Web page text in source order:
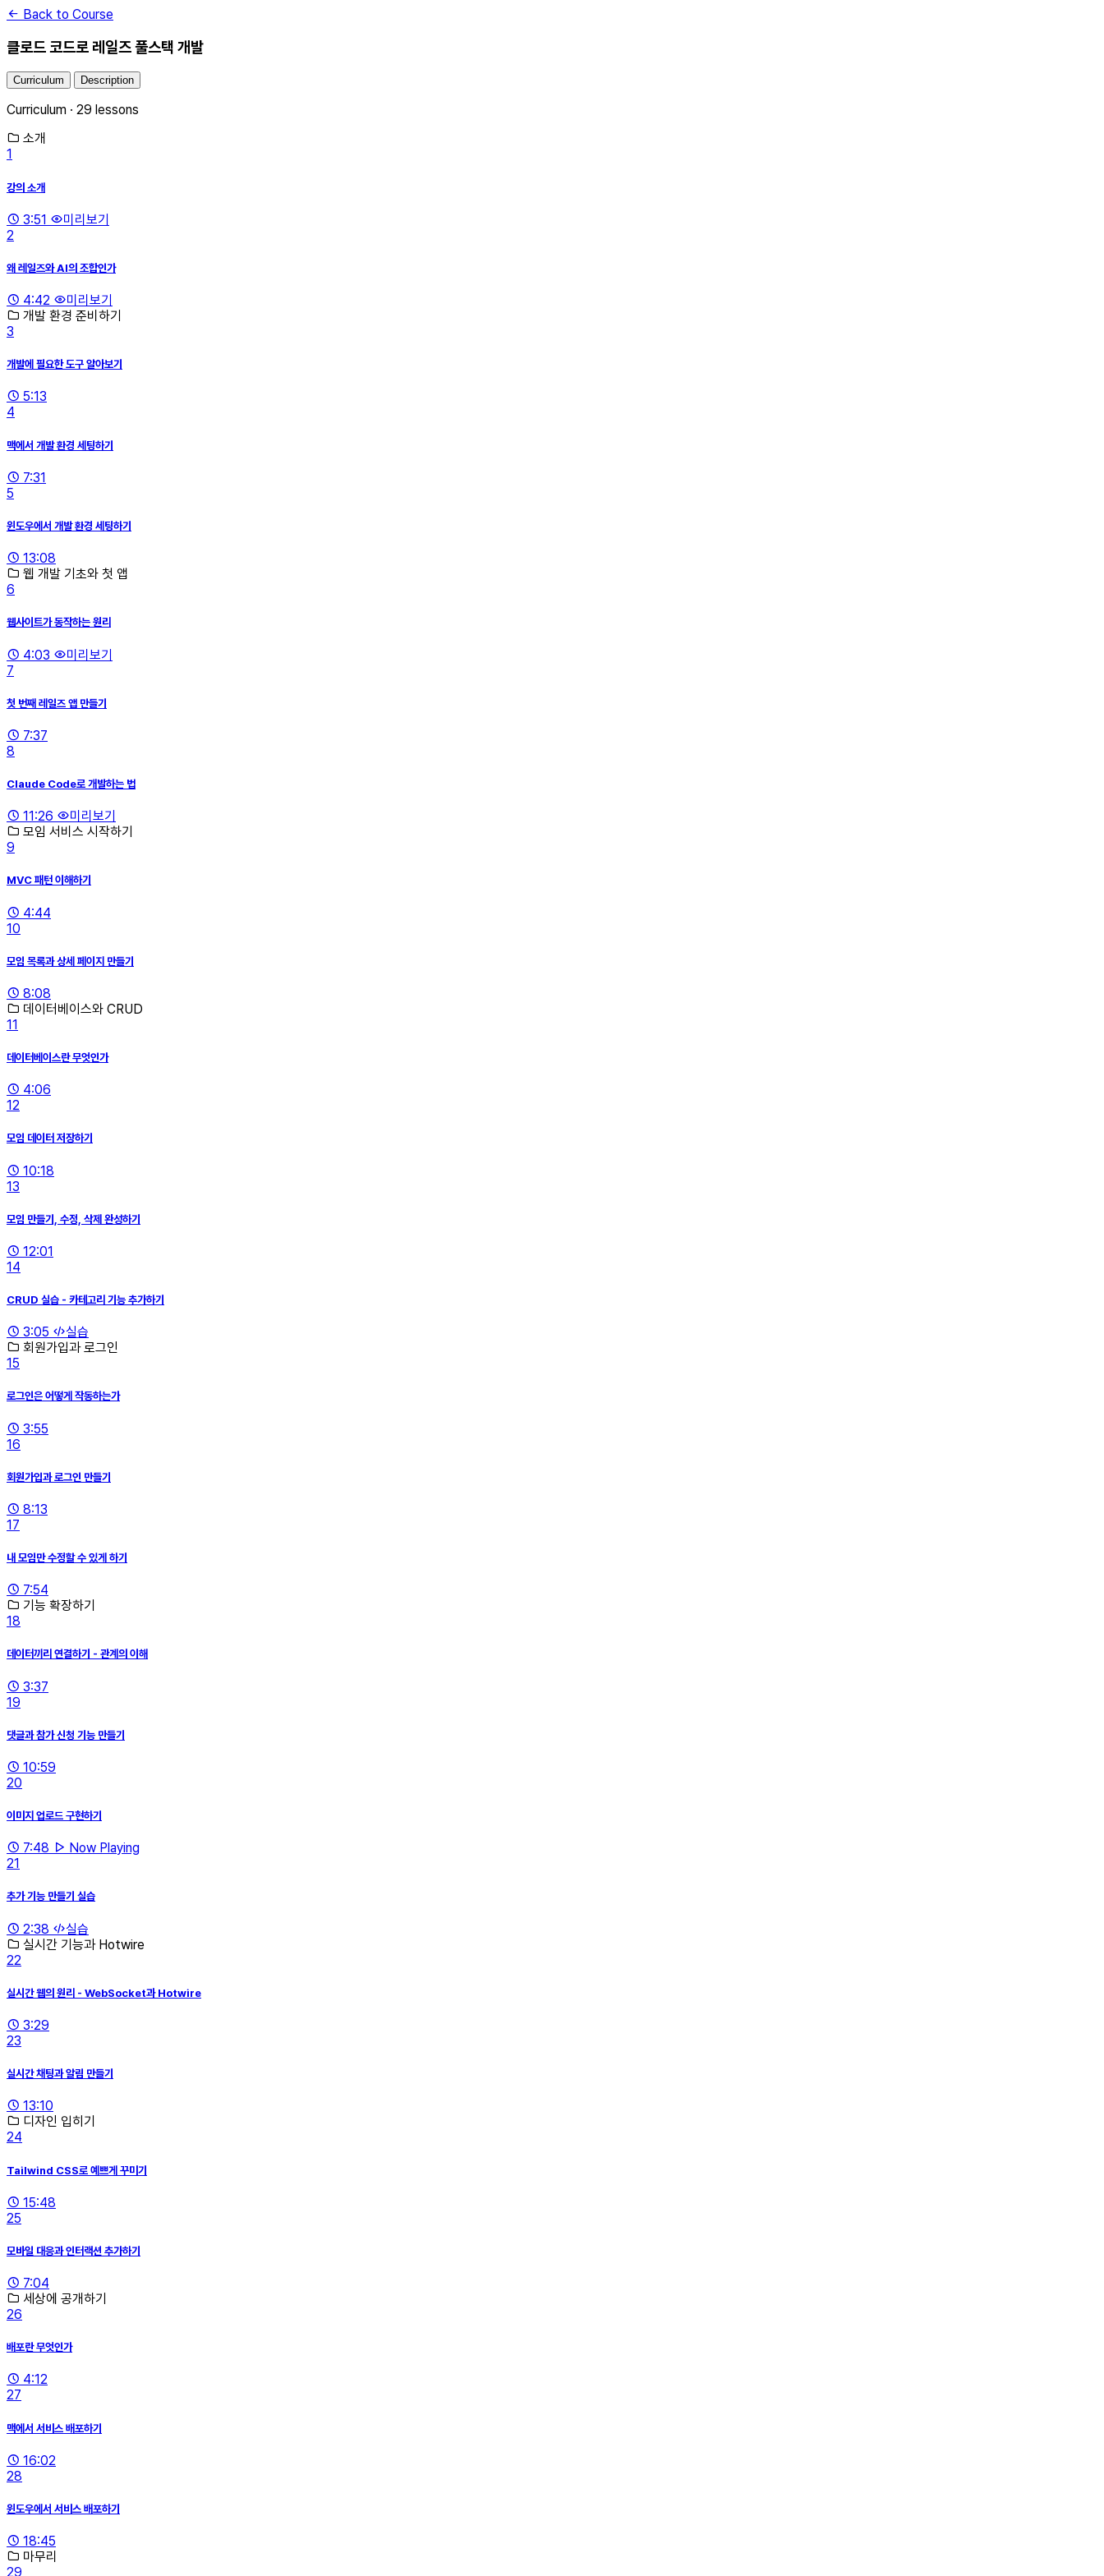
Back to Course
클로드 코드로 레일즈 풀스택 개발
Curriculum Description
Curriculum · 29 lessons
소개
1
강의 소개
3:51
미리보기
2
왜 레일즈와 AI의 조합인가
4:42
미리보기
개발 환경 준비하기
3
개발에 필요한 도구 알아보기
5:13
4
맥에서 개발 환경 세팅하기
7:31
5
윈도우에서 개발 환경 세팅하기
13:08
웹 개발 기초와 첫 앱
6
웹사이트가 동작하는 원리
4:03
미리보기
7
첫 번째 레일즈 앱 만들기
7:37
8
Claude Code로 개발하는 법
11:26
미리보기
모임 서비스 시작하기
9
MVC 패턴 이해하기
4:44
10
모임 목록과 상세 페이지 만들기
8:08
데이터베이스와 CRUD
11
데이터베이스란 무엇인가
4:06
12
모임 데이터 저장하기
10:18
13
모임 만들기, 수정, 삭제 완성하기
12:01
14
CRUD 실습 - 카테고리 기능 추가하기
3:05
실습
회원가입과 로그인
15
로그인은 어떻게 작동하는가
3:55
16
회원가입과 로그인 만들기
8:13
17
내 모임만 수정할 수 있게 하기
7:54
기능 확장하기
18
데이터끼리 연결하기 - 관계의 이해
3:37
19
댓글과 참가 신청 기능 만들기
10:59
20
이미지 업로드 구현하기
7:48
Now Playing
21
추가 기능 만들기 실습
2:38
실습
실시간 기능과 Hotwire
22
실시간 웹의 원리 - WebSocket과 Hotwire
3:29
23
실시간 채팅과 알림 만들기
13:10
디자인 입히기
24
Tailwind CSS로 예쁘게 꾸미기
15:48
25
모바일 대응과 인터랙션 추가하기
7:04
세상에 공개하기
26
배포란 무엇인가
4:12
27
맥에서 서비스 배포하기
16:02
28
윈도우에서 서비스 배포하기
18:45
마무리
29